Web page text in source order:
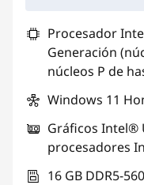
Procesador
Generación
núcleos P de
Windows 11
Gráficos Intel®
procesadores
16 GB DDR5-